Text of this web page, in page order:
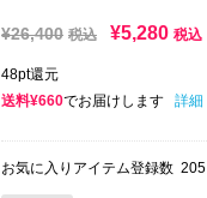
¥26,400 税込 ¥5,280 税込
48pt還元
送料¥660でお届けします 詳細
お気に入りアイテム登録数 205